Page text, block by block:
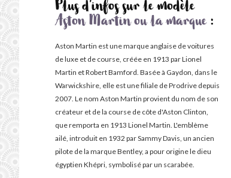
Plus d'infos sur le modèle
Aston Martin ou la marque:
Aston Martin est une marque anglaise de voitures
de luxe et de course, créée en 1913 par Lionel
Martin et Robert Bamford. Basée à Gaydon, dans le
Warwickshire, elle est une filiale de Prodrive depuis
2007. Le nom Aston Martin provient du nom de son
créateur et de la course de côte d'Aston Clinton,
que remporta en 1913 Lionel Martin. L'emblème
ailé, introduit en 1932 par Sammy Davis, un ancien
pilote de la marque Bentley, a pour origine le dieu
égyptien Khépri, symbolisé par un scarabée.